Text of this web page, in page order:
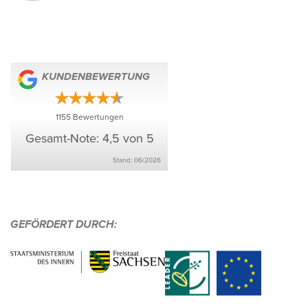
KUNDEN­BE­WER­TUNG
1155Bewer­tungen
Gesamt-Note: 4,5 von 5
Stand: 06/​2026
GEFÖR­DERT DURCH: